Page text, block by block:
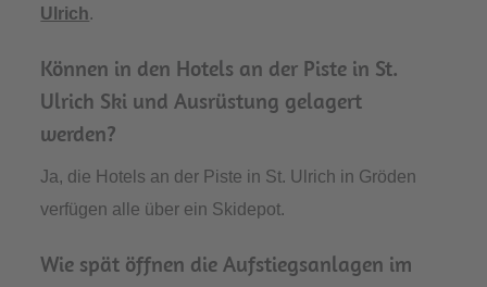
Ulrich.
Können in den Hotels an der Piste in St.
Ulrich Ski und Ausrüstung gelagert
werden?
Ja, die Hotels an der Piste in St. Ulrich in Gröden
verfügen alle über ein Skidepot.
Wie spät öffnen die Aufstiegsanlagen im